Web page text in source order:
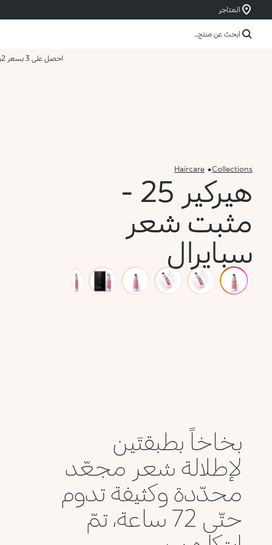
المتاجر
ابحث عن منتج...
احصل على 3 بسعر 2
Collections
Haircare
هيركير 25 -
مثبت شعر
سبايرال
بخاخاً بطبقتَين
لإطلالة شعر مجعّد
محدّدة وكثيفة تدوم
حتّى 72 ساعة، تمّ